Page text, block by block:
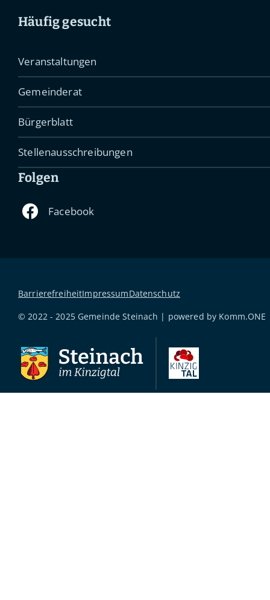
Häufig gesucht
Veranstaltungen
Gemeinderat
Bürgerblatt
Stellenausschreibungen
Folgen
BarrierefreiheitImpressumDatenschutz
© 2022 - 2025 Gemeinde Steinach | powered by Komm.ONE